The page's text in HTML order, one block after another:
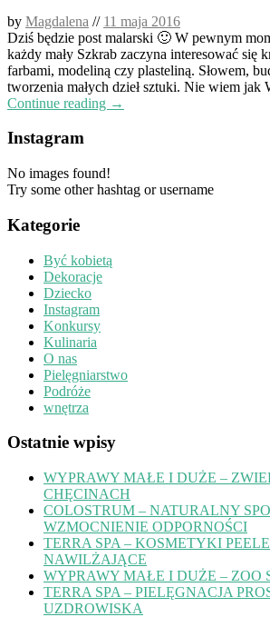
by Magdalena // 11 maja 2016
Dziś będzie post malarski 🙂 W pewnym
każdy mały Szkrab zaczyna interesować się
farbami, modeliną czy plasteliną. Słowem,
tworzenia małych dzieł sztuki. Nie wiem jak
Continue reading →
Instagram
No images found!
Try some other hashtag or username
Kategorie
Być kobietą
Dekoracje
Dziecko
Instagram
Konkursy
Kulinaria
O nas
Pielęgniarstwo
Podróże
wnętrza
Ostatnie wpisy
WYPRAWY MAŁE I DUŻE –
CHĘCINACH
COLOSTRUM – NATURALNY
WZMOCNIENIE ODPORNOŚCI
TERRA SPA – KOSMETYKI
NAWILŻAJĄCE
WYPRAWY MAŁE I DUŻE – ZOO
TERRA SPA – PIELĘGNACJA
UZDROWISKA